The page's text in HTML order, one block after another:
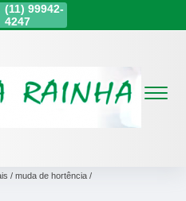
(11)99942-
4247
muda de hortência